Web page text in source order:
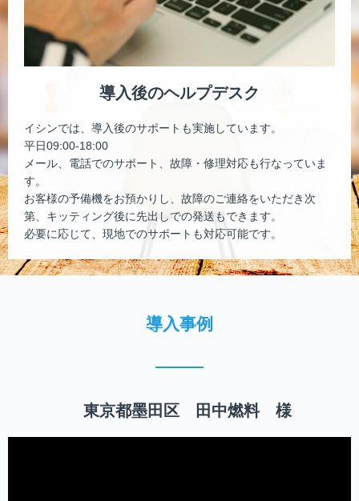
導入後のヘルプデスク
イシンでは、導入後のサポートも実施しています。
平日09:00-18:00
メール、電話でのサポート、故障・修理対応も行なっていま
す。
お客様の予備機をお預かりし、故障のご連絡をいただき次
第、キッティング後に先出しでの発送もできます。
必要に応じて、現地でのサポートも対応可能です。
導入事例
東京都墨田区 田中燃料 様